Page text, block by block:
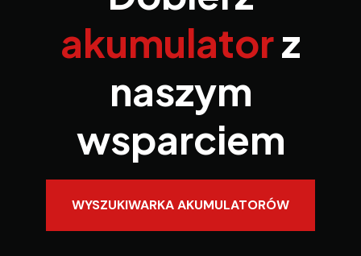
akumulatorz
naszym
wsparciem
WYSZUKIWARKA AKUMULATORÓW